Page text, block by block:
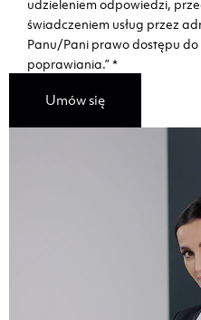
udzieleniem odpowiedzi,
świadczeniem usług przez
Panu/Pani prawo dostępu
poprawiania.” *
Umów się